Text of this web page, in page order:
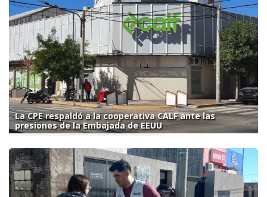
La CPE respaldó a la cooperativa CALF ante las
presiones de la Embajada de EEUU